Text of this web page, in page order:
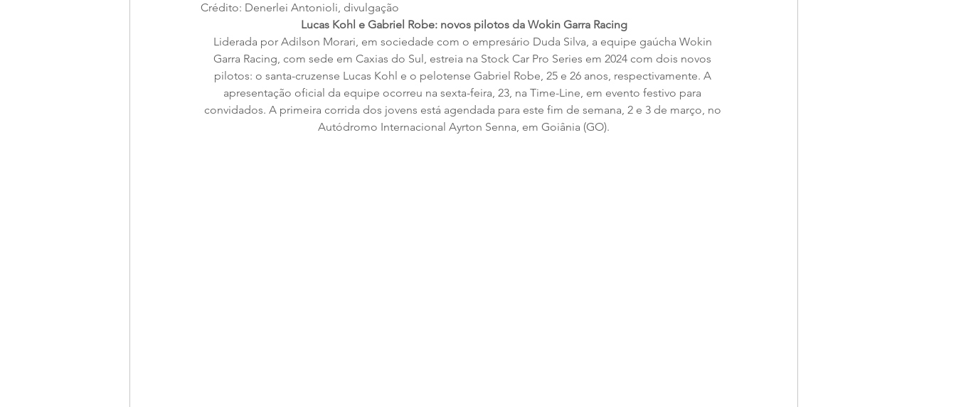
Crédito: Denerlei Antonioli, divulgação
Lucas Kohl e Gabriel Robe: novos pilotos da Wokin Garra Racing
Liderada por Adilson Morari, em sociedade com o empresário Duda Silva, a equipe gaúcha Wokin
Garra Racing, com sede em Caxias do Sul, estreia na Stock Car Pro Series em 2024 com dois novos
pilotos: o santa-cruzense Lucas Kohl e o pelotense Gabriel Robe, 25 e 26 anos, respectivamente. A
apresentação oficial da equipe ocorreu na sexta-feira, 23, na Time-Line, em evento festivo para
convidados. A primeira corrida dos jovens está agendada para este fim de semana, 2 e 3 de março, no
Autódromo Internacional Ayrton Senna, em Goiânia (GO).